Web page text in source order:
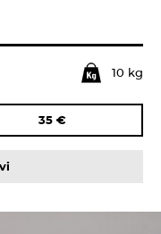
10 kg
35 €